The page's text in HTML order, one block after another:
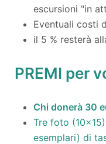
escursioni "in
Eventuali costi
il 5 % resterà
PREMI per
Chi donerà 30
Tre foto
esemplari) di